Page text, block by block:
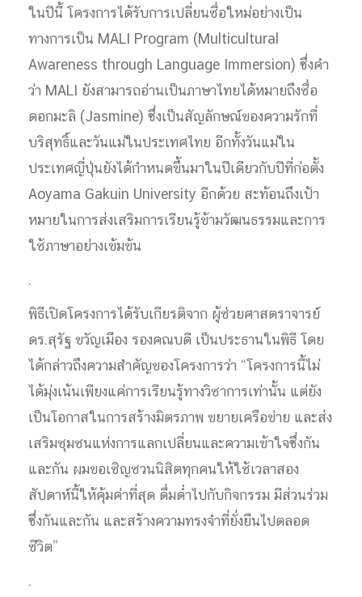
ในปีนี้ โครงการได้รับการเปลี่ยนชื่อใหม่อย่างเป็น
ทางการเป็น MALI Program (Multicultural
Awareness through Language Immersion) ซึ่งคำ
ว่า MALI ยังสามารถอ่านเป็นภาษาไทยได้หมายถึงชื่อ
ดอกมะลิ (Jasmine) ซึ่งเป็นสัญลักษณ์ของความรักที่
บริสุทธิ์และวันแม่ในประเทศไทย อีกทั้งวันแม่ใน
ประเทศญี่ปุ่นยังได้กำหนดขึ้นมาในปีเดียวกับปีที่ก่อตั้ง
Aoyama Gakuin University อีกด้วย สะท้อนถึงเป้า
หมายในการส่งเสริมการเรียนรู้ข้ามวัฒนธรรมและการ
ใช้ภาษาอย่างเข้มข้น
.
พิธีเปิดโครงการได้รับเกียรติจาก ผู้ช่วยศาสตราจารย์
ดร.สุรัฐ ขวัญเมือง รองคณบดี เป็นประธานในพิธี โดย
ได้กล่าวถึงความสำคัญของโครงการว่า “โครงการนี้ไม่
ได้มุ่งเน้นเพียงแค่การเรียนรู้ทางวิชาการเท่านั้น แต่ยัง
เป็นโอกาสในการสร้างมิตรภาพ ขยายเครือข่าย และส่ง
เสริมชุมชนแห่งการแลกเปลี่ยนและความเข้าใจซึ่งกัน
และกัน ผมขอเชิญชวนนิสิตทุกคนให้ใช้เวลาสอง
สัปดาห์นี้ให้คุ้มค่าที่สุด ดื่มด่ำไปกับกิจกรรม มีส่วนร่วม
ซึ่งกันและกัน และสร้างความทรงจำที่ยั่งยืนไปตลอด
ชีวิต”
.